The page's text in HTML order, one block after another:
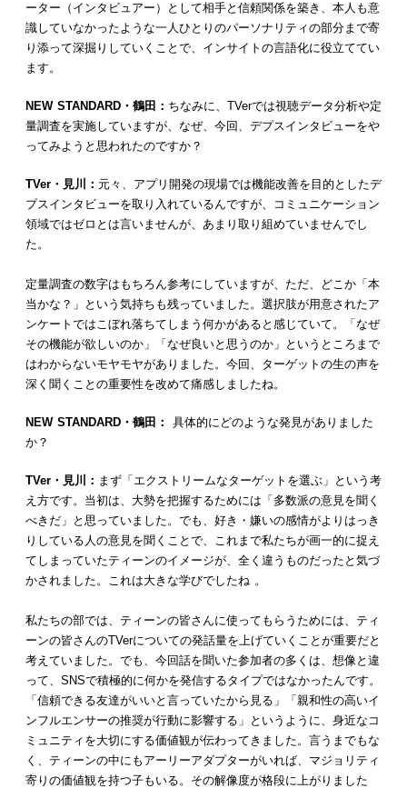
ーター（インタビュアー）として相手と信頼関係を築き、本人も意
識していなかったような一人ひとりのパーソナリティの部分まで寄
り添って深掘りしていくことで、インサイトの言語化に役立ててい
ます。
NEW STANDARD・鶴田： ちなみに、TVerでは視聴データ分析や定
量調査を実施していますが、なぜ、今回、デプスインタビューをや
ってみようと思われたのですか？
TVer・見川： 元々、アプリ開発の現場では機能改善を目的としたデ
プスインタビューを取り入れているんですが、コミュニケーション
領域ではゼロとは言いませんが、あまり取り組めていませんでし
た。
定量調査の数字はもちろん参考にしていますが、ただ、どこか「本
当かな？」という気持ちも残っていました。選択肢が用意されたア
ンケートではこぼれ落ちてしまう何かがあると感じていて。「なぜ
その機能が欲しいのか」「なぜ良いと思うのか」というところまで
はわからないモヤモヤがありました。今回、ターゲットの生の声を
深く聞くことの重要性を改めて痛感しましたね。
NEW STANDARD・鶴田：
具体的にどのような発見がありました
か？
TVer・見川： まず「エクストリームなターゲットを選ぶ」という考
え方です。当初は、大勢を把握するためには「多数派の意見を聞く
べきだ」と思っていました。でも、好き・嫌いの感情がよりはっき
りしている人の意見を聞くことで、これまで私たちが画一的に捉え
てしまっていたティーンのイメージが、全く違うものだったと気づ
かされました。これは大きな学びでしたね 。
私たちの部では、ティーンの皆さんに使ってもらうためには、ティ
ーンの皆さんのTVerについての発話量を上げていくことが重要だと
考えていました。でも、今回話を聞いた参加者の多くは、想像と違
って、SNSで積極的に何かを発信するタイプではなかったんです。
「信頼できる友達がいいと言っていたから見る」「親和性の高いイ
ンフルエンサーの推奨が行動に影響する」というように、身近なコ
ミュニティを大切にする価値観が伝わってきました。言うまでもな
く、ティーンの中にもアーリーアダプターがいれば、マジョリティ
寄りの価値観を持つ子もいる。その解像度が格段に上がりました